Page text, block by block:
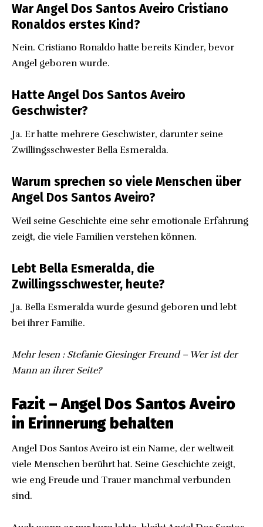
War Angel Dos Santos Aveiro Cristiano
Ronaldos erstes Kind?
Nein. Cristiano Ronaldo hatte bereits Kinder, bevor
Angel geboren wurde.
Hatte Angel Dos Santos Aveiro
Geschwister?
Ja. Er hatte mehrere Geschwister, darunter seine
Zwillingsschwester Bella Esmeralda.
Warum sprechen so viele Menschen über
Angel Dos Santos Aveiro?
Weil seine Geschichte eine sehr emotionale Erfahrung
zeigt, die viele Familien verstehen können.
Lebt Bella Esmeralda, die
Zwillingsschwester, heute?
Ja. Bella Esmeralda wurde gesund geboren und lebt
bei ihrer Familie.
Mehr lesen : Stefanie Giesinger Freund – Wer ist der
Mann an ihrer Seite?
Fazit – Angel Dos Santos Aveiro
in Erinnerung behalten
Angel Dos Santos Aveiro ist ein Name, der weltweit
viele Menschen berührt hat. Seine Geschichte zeigt,
wie eng Freude und Trauer manchmal verbunden
sind.